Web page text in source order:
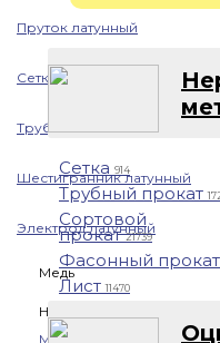
Пруток латунный
Сетка латунная
Труба латунная
Шестигранник латунный
Электрод латунный
Медь
Назад
Медь
Сетка 914
Трубный прокат
Сортовой
прокат21739
Фасонный
Лист11470